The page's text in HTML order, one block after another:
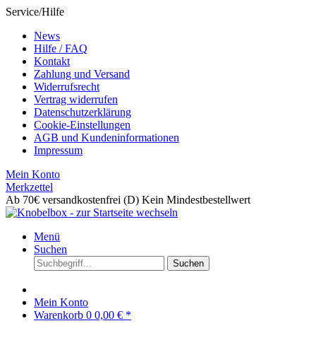
Service/Hilfe
News
Hilfe / FAQ
Kontakt
Zahlung und Versand
Widerrufsrecht
Vertrag widerrufen
Datenschutzerklärung
Cookie-Einstellungen
AGB und Kundeninformationen
Impressum
Mein Konto
Merkzettel
Ab 70€ versandkostenfrei (D) Kein Mindestbestellwert
Menü
Suchen
Suchen
Mein Konto
Warenkorb 0 0,00 € *